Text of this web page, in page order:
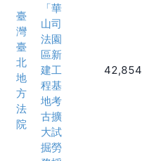
臺
灣
臺
北
地
方
法
院
「華
山司
法園
區新
建工
程基
地考
古擴
大試
掘勞